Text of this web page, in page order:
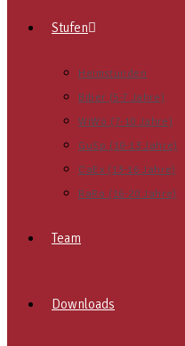
Stufen
Heimstunden
Biber (5-7 Jahre)
WiWö (7-10 Jahre)
GuSp (10-13 Jahre)
CaEx (13-16 Jahre)
RaRo (16-20 Jahre)
Team
Downloads